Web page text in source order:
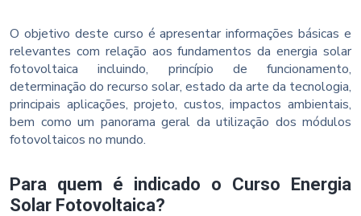
O objetivo deste curso é apresentar informações básicas e
relevantes com relação aos fundamentos da energia solar
fotovoltaica incluindo, princípio de funcionamento,
determinação do recurso solar, estado da arte da tecnologia,
principais aplicações, projeto, custos, impactos ambientais,
bem como um panorama geral da utilização dos módulos
fotovoltaicos no mundo.
Para quem é indicado o Curso Energia
Solar Fotovoltaica?